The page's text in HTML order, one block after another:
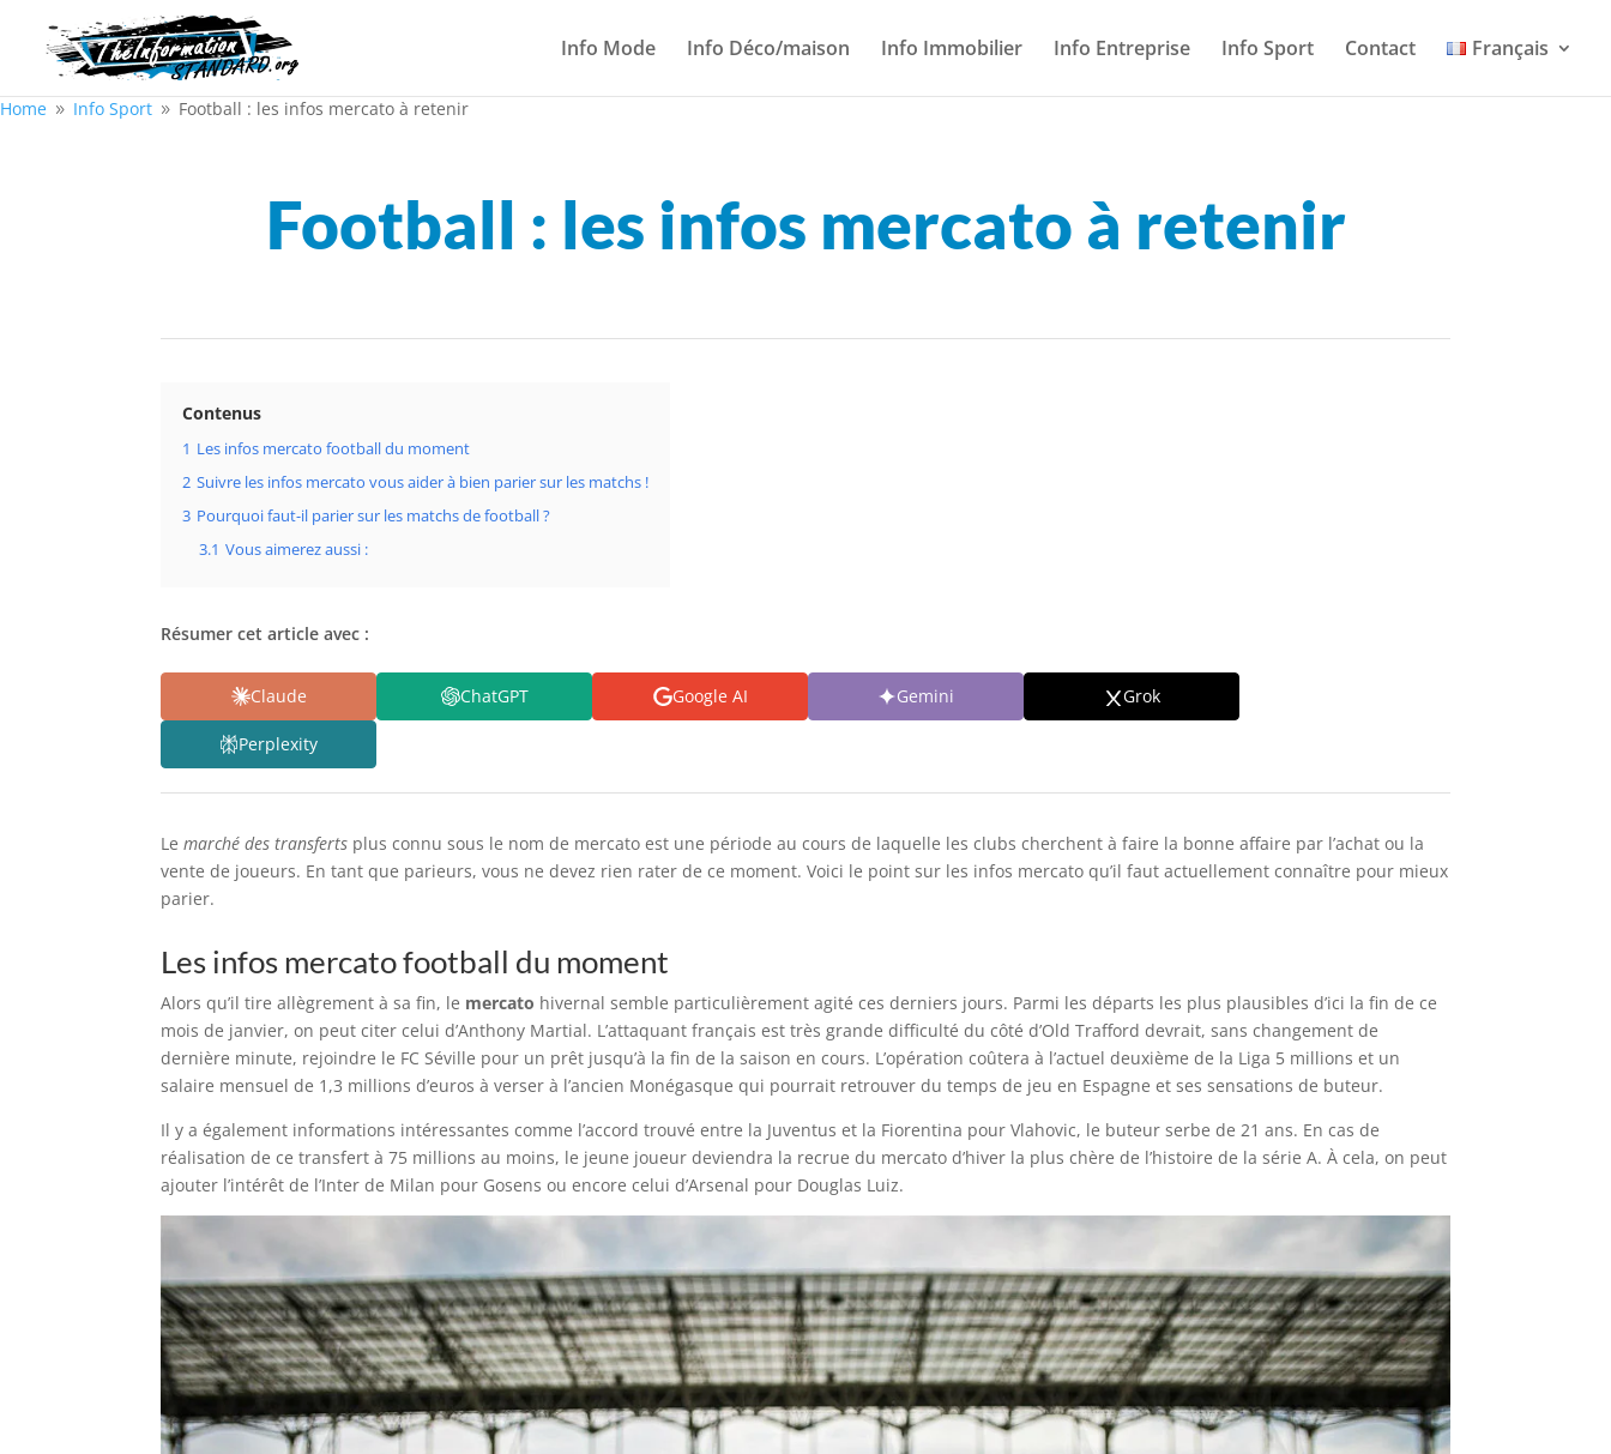
Info Mode Info Déco/maison Info Immobilier Info Entreprise Info Sport Contact Français
Home 9 Info Sport 9 Football : les infos mercato à retenir
Football : les infos mercato à retenir
Contenus
1 Les infos mercato football du moment
2 Suivre les infos mercato vous aider à bien parier sur les matchs !
3 Pourquoi faut-il parier sur les matchs de football ?
3.1 Vous aimerez aussi :
Résumer cet article avec :
Claude ChatGPT Google AI Gemini Grok
Perplexity
Lemarché des transferts plus connu sous le nom de mercato est une période au cours de laquelle les clubs cherchent à faire la bonne affaire par l’achat ou la
vente de joueurs. En tant que parieurs, vous ne devez rien rater de ce moment. Voici le point sur les infos mercato qu’il faut actuellement connaître pour mieux
parier.
Les infos mercato football du moment
Alors qu’il tire allègrement à sa fin, le mercato hivernal semble particulièrement agité ces derniers jours. Parmi les départs les plus plausibles d’ici la fin de ce
mois de janvier, on peut citer celui d’Anthony Martial. L’attaquant français est très grande difficulté du côté d’Old Trafford devrait, sans changement de
dernière minute, rejoindre le FC Séville pour un prêt jusqu’à la fin de la saison en cours. L’opération coûtera à l’actuel deuxième de la Liga 5 millions et un
salaire mensuel de 1,3 millions d’euros à verser à l’ancien Monégasque qui pourrait retrouver du temps de jeu en Espagne et ses sensations de buteur.
Il y a également informations intéressantes comme l’accord trouvé entre la Juventus et la Fiorentina pour Vlahovic, le buteur serbe de 21 ans. En cas de
réalisation de ce transfert à 75 millions au moins, le jeune joueur deviendra la recrue du mercato d’hiver la plus chère de l’histoire de la série A. À cela, on peut
ajouter l’intérêt de l’Inter de Milan pour Gosens ou encore celui d’Arsenal pour Douglas Luiz.